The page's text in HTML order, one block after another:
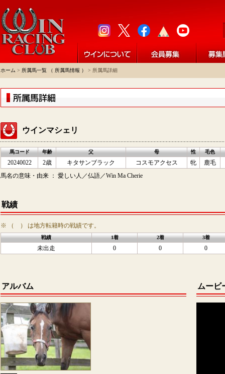
ホーム > 所属馬一覧 （ 所属馬情報 ） > 所属馬詳細
ウインマシェリ
馬コード 年齢 父 母 性 毛色
20240022 2歳 キタサンブラック コスモアクセス 牝
鹿毛
馬名の意味・由来 ： 愛しい人／仏語／Win Ma Cherie
戦績
※ （ ） は地方転籍時の戦績です。
戦績 1着 2着 3着
未出走 0 0 0
アルバム ムービ